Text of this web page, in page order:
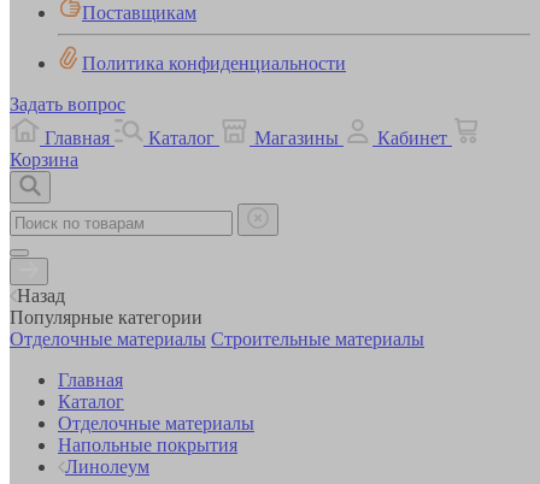
Поставщикам
Политика конфиденциальности
Задать вопрос
Главная
Каталог Магазины
Кабинет
Корзина
Назад
Популярные категории
Отделочные материалы Строительные материалы
Главная
Каталог
Отделочные материалы
Напольные покрытия
Линолеум